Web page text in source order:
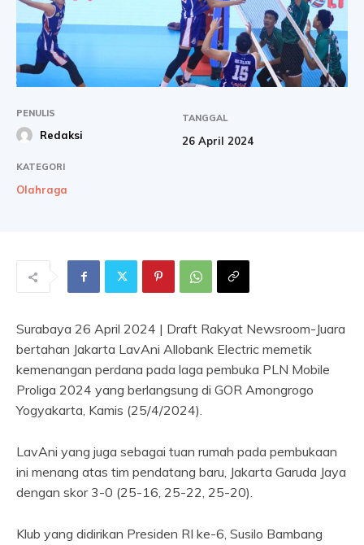
PENULIS
Redaksi
TANGGAL
26 April 2024
KATEGORI
Olahraga
Surabaya 26 April 2024 | Draft Rakyat Newsroom-Juara
bertahan Jakarta LavAni Allobank Electric memetik
kemenangan perdana pada laga pembuka PLN Mobile
Proliga 2024 yang berlangsung di GOR Amongrogo
Yogyakarta, Kamis (25/4/2024).
LavAni yang juga sebagai tuan rumah pada pembukaan
ini menang atas tim pendatang baru, Jakarta Garuda Jaya
dengan skor 3-0 (25-16, 25-22, 25-20).
Klub yang didirikan Presiden RI ke-6, Susilo Bambang